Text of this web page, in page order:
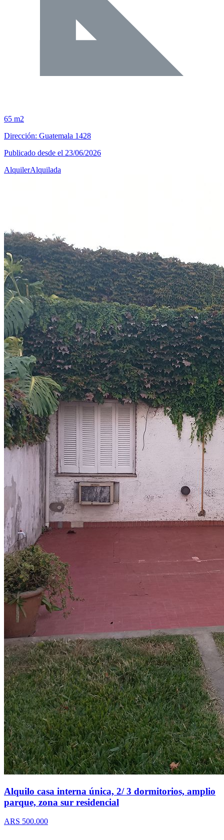
65 m2
Dirección: Guatemala 1428
Publicado desde el 23/06/2026
AlquilerAlquilada
Alquilo casa interna única, 2/ 3 dormitorios, amplio
parque, zona sur residencial
ARS 500.000